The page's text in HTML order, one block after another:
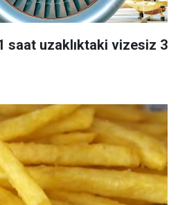
saat uzaklıktaki vizesiz 3